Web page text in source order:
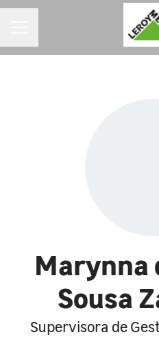
Marynna
Sousa
Supervisora de